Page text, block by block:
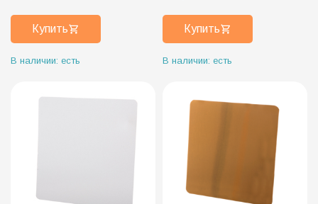
Купить
В наличии: есть
Купить
В наличии: есть